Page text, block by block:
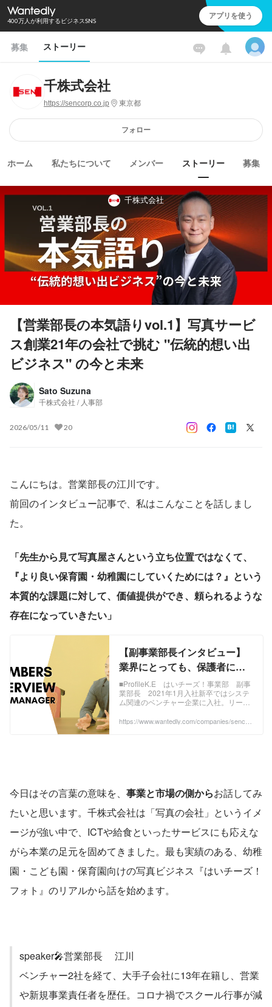
400万人が利用するビジネスSNS アプリを使う
募集 ストーリー
千株式会社
https://sencorp.co.jp 東京都
フォロー
ホーム 私たちについて メンバー ストーリー 募集
千株式会社
【営業部長の本気語りvol.1】写真サービ
ス創業21年の会社で挑む "伝統的想い出
ビジネス" の今と未来
Sato Suzuna
千株式会社 / 人事部
2026/05/11 20
こんにちは。営業部長の江川です。
前回のインタビュー記事で、私はこんなことを話しまし
た。
「先生から見て写真屋さんという立ち位置ではなくて、
『より良い保育園・幼稚園にしていくためには？』という
本質的な課題に対して、価値提供ができ、頼られるような
存在になっていきたい」
【副事業部長インタビュー】
業界にとっても、保護者にと
っても「はいチーズ！」がな
くてはならない存在に。そん
な世界を目指してー | 働く仲間
について
■ProfileK.E はいチーズ！事業部 副事
業部長 2021年1月入社新卒ではシステ
ム関連のベンチャー企業に入社。リーマ
業と、初転職したベンチャー企業がま...
https://www.wantedly.com/companies/sencor
今日はその言葉の意味を、 事業と市場の側からお話してみ
たいと思います。千株式会社は「写真の会社」というイメ
ージが強い中で、ICTや給食といったサービスにも応えな
がら本業の足元を固めてきました。最も実績のある、幼稚
園・こども園・保育園向けの写真ビジネス『はいチーズ！
フォト』のリアルから話を始めます。
speaker🎤営業部長 　江川
ベンチャー2社を経て、大手子会社に13年在籍し、営業
や新規事業責任者を歴任。コロナ禍でスクール行事が減